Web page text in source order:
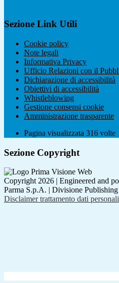
Sezione Link Utili
Cookie policy
Note legali
Informativa Privacy
Ufficio Relazioni con il
Dichiarazione di accessibilità
Obiettivi di accessibilità
Whistleblowing
Gestione consensi cookie
Amministrazione trasparente
Pagina visualizzata 316 volte
Sezione Copyright
Copyright 2026 | Engineered and
Parma S.p.A. | Divisione
Disclaimer trattamento dati personali